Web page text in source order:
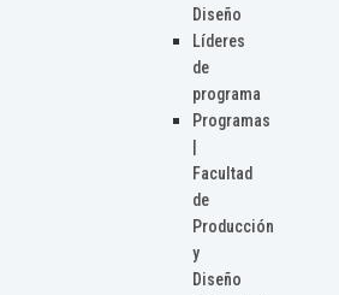
Diseño
Líderes
de
programa
Programas
Facultad
de
Producción
y
Diseño